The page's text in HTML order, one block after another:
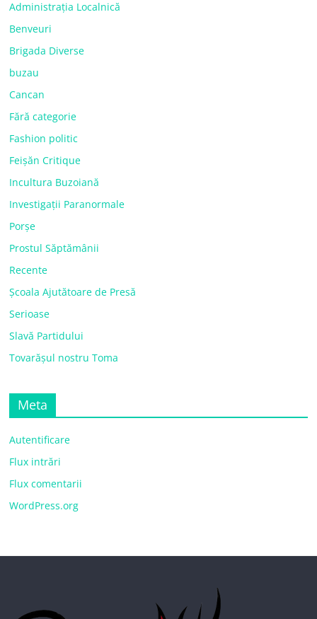
Administrația Localnică
Benveuri
Brigada Diverse
buzau
Cancan
Fără categorie
Fashion politic
Feișăn Critique
Incultura Buzoiană
Investigații Paranormale
Porșe
Prostul Săptămânii
Recente
Școala Ajutătoare de Presă
Serioase
Slavă Partidului
Tovarășul nostru Toma
Meta
Autentificare
Flux intrări
Flux comentarii
WordPress.org